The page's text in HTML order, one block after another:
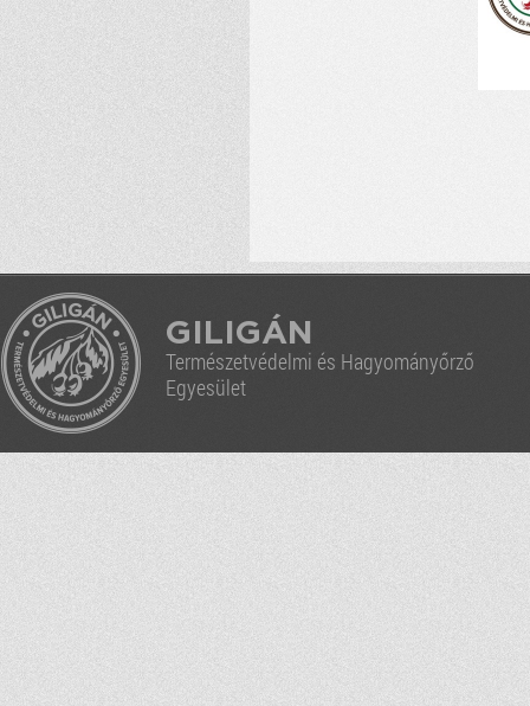
GILIGÁN
Természetvédelmi és Hagyományőrző
Egyesület